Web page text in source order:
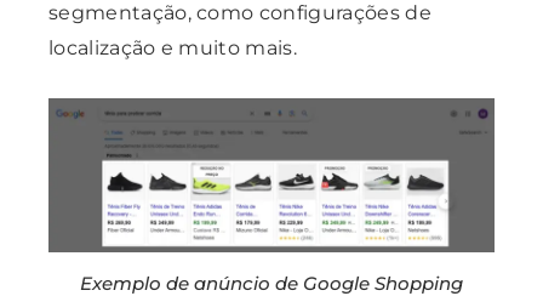
segmentação, como configurações de
localização e muito mais.
Exemplo de anúncio de Google Shopping